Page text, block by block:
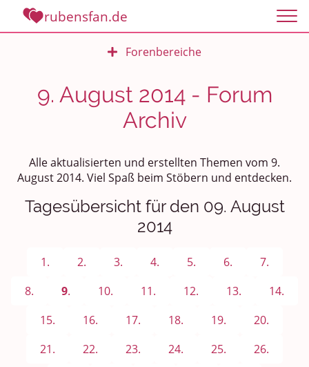
rubensfan.de
Forenbereiche
Rundum Leben
Politik und Weltgeschehen
Persönliches
Treffen und Stammtische
Shopping und Bekleidung
9. August 2014 - Forum
Archiv
Alle aktualisierten und erstellten Themen vom 9.
August 2014. Viel Spaß beim Stöbern und entdecken.
Tagesübersicht für den 09. August
2014
1. 2. 3. 4. 5. 6.
7.
8.
9. 10. 11. 12. 13.
14.
15.
16. 17. 18. 19.
20.
21.
22. 23. 24. 25.
26.